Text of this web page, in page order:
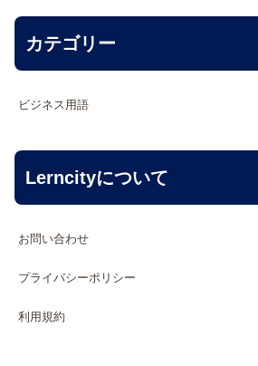
カテゴリー
ビジネス用語
Lerncityについて
お問い合わせ
プライバシーポリシー
利用規約